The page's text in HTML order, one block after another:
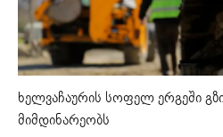
ხელვაჩაურის სოფელ ერგეში
მიმდინარეობს